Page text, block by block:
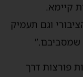
קיימא.
וגם תעמיק
פורצות דרך